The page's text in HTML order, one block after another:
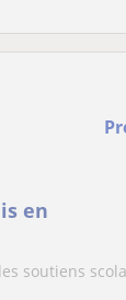
en
soutiens